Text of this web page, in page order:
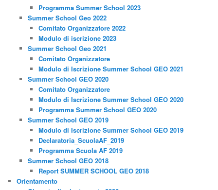
Programma Summer School 2023
Summer School Geo 2022
Comitato Organizzatore 2022
Modulo di iscrizione 2023
Summer School Geo 2021
Comitato Organizzatore
Modulo di Iscrizione Summer School GEO 2021
Summer School GEO 2020
Comitato Organizzatore
Modulo di Iscrizione Summer School GEO 2020
Programma Summer School GEO 2020
Summer School GEO 2019
Modulo di Iscrizione Summer School GEO 2019
Declaratoria_ScuolaAF_2019
Programma Scuola AF 2019
Summer School GEO 2018
Report SUMMER SCHOOL GEO 2018
Orientamento